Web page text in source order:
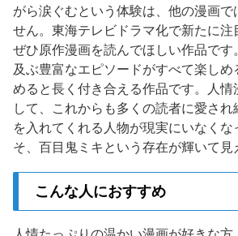
がら涙ぐむという体験は、他の漫画で
せん。東海テレビドラマ化で新たに注
ぜひ原作漫画を読んでほしい作品です
及ぶ豊富なエピソードがすべて楽し
めると長く付き合える作品です。人情
して、これからも多くの読者に愛さ
を入れてくれる人物が現実にいなくな
そ、百目鬼ミキという存在が輝いて見
こんな人におすすめ